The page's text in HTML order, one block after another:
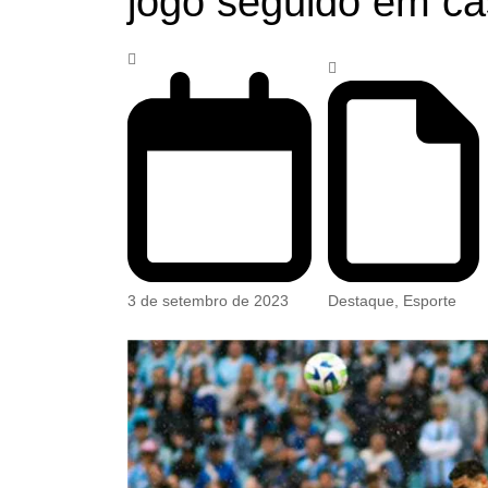
3 de setembro de 2023 Destaque Esporte